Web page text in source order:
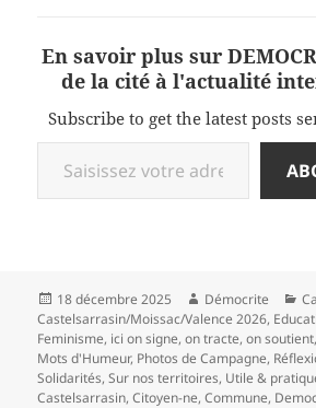
En savoir plus sur
de la cité à l'actualité
Subscribe to get the latest posts
Saisissez votre adresse e-mail…
Publié
le
18 décembre 2025 Auteur
Démocrite
Castelsarrasin/Moissac/Valence 2026,
Feminisme, ici on signe, on tracte, on soutient,
Mots d'Humeur, Photos de Campagne,
Solidarités,Sur nos territoires, Utile &
Castelsarrasin,Citoyen-ne,Commune,